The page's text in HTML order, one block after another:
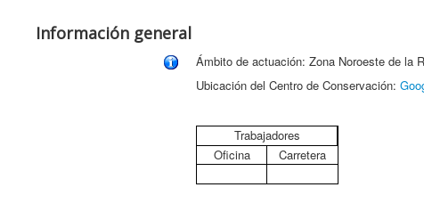
Información general
Ámbito de actuación: Zona Noroeste de la
Ubicación del Centro de Conservación:
Trabajadores
Oficina
Carretera